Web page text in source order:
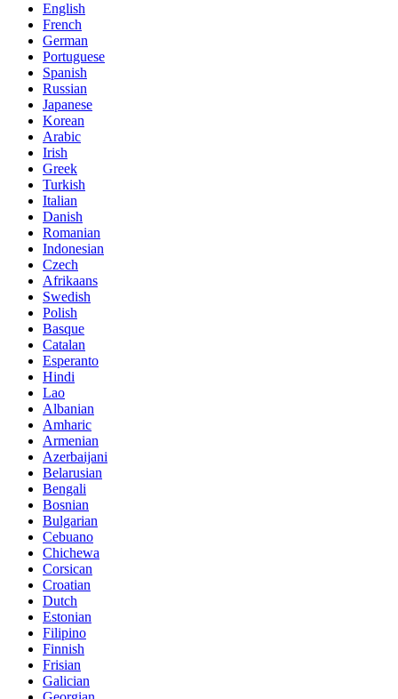
English
French
German
Portuguese
Spanish
Russian
Japanese
Korean
Arabic
Irish
Greek
Turkish
Italian
Danish
Romanian
Indonesian
Czech
Afrikaans
Swedish
Polish
Basque
Catalan
Esperanto
Hindi
Lao
Albanian
Amharic
Armenian
Azerbaijani
Belarusian
Bengali
Bosnian
Bulgarian
Cebuano
Chichewa
Corsican
Croatian
Dutch
Estonian
Filipino
Finnish
Frisian
Galician